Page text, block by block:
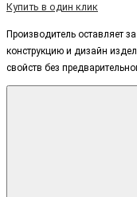
Купить в один клик
Производитель оставляет
конструкцию и дизайн
свойств без